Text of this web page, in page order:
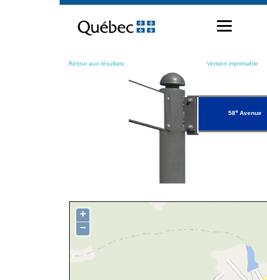
contenu
Retour aux résultats Version imprimable
58eAvenue
+
−